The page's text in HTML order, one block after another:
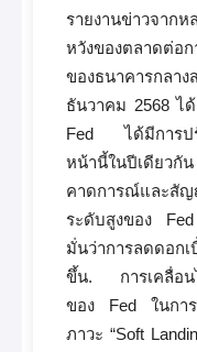
รายงานข่าวจาก
หวังของตลาดต่อ
ของธนาคารกลา
ธันวาคม 2568 ไ
Fed ได้มีการปรั
หน้านี้ในปีเดียวกั
คาดการณ์และสัญ
ระดับสูงของ
มั่นว่าการลดดอก
ขึ้น. การเคลื่อนไ
ของ Fed ในการ
ภาวะ “Soft